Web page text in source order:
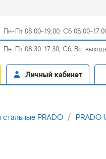
Пн-Пт 08:00-19:00; Сб 08:00-
Пн-Пт 08:30-17:30; Сб, Вс-
Личный кабинет
PRADO PRADO